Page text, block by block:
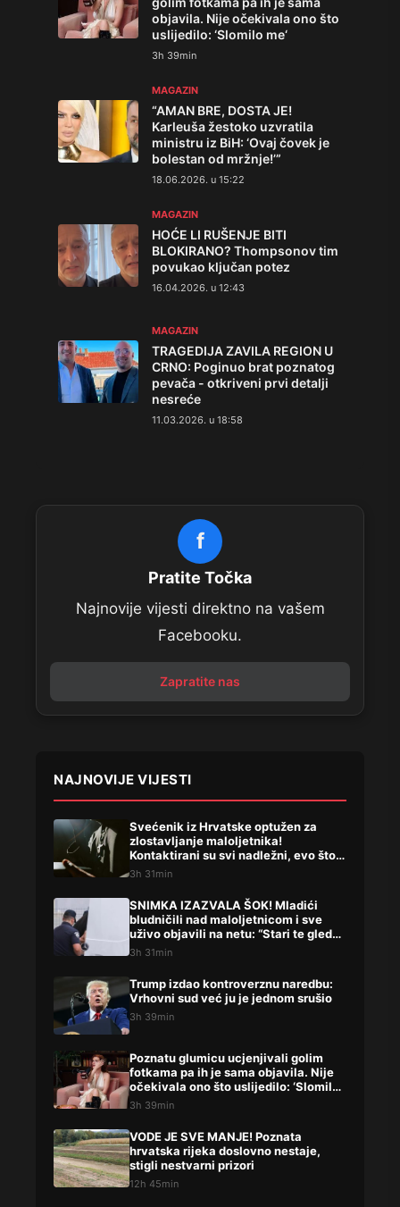
objavila. Nije očekivala ono što
uslijedilo: ‘Slomilo me‘
3h 39min
MAGAZIN
“AMAN BRE, DOSTA JE!
Karleuša žestoko uzvratila
ministru iz BiH: ‘Ovaj čovek je
bolestan od mržnje!’”
18.06.2026. u 15:22
MAGAZIN
HOĆE LI RUŠENJE BITI
BLOKIRANO? Thompsonov tim
povukao ključan potez
16.04.2026. u 12:43
MAGAZIN
TRAGEDIJA ZAVILA REGION U
CRNO: Poginuo brat poznatog
pevača - otkriveni prvi detalji
nesreće
11.03.2026. u 18:58
f
Pratite Točka
Najnovije vijesti direktno na vašem
Facebooku.
Zapratite nas
NAJNOVIJE VIJESTI
Svećenik iz Hrvatske optužen za
zlostavljanje maloljetnika!
Kontaktirani su svi nadležni, evo što
su rekli
3h 31min
SNIMKA IZAZVALA ŠOK! Mladići
bludničili nad maloljetnicom i sve
uživo objavili na netu: “Stari te gleda
u lajvu”
3h 31min
Trump izdao kontroverznu naredbu:
Vrhovni sud već ju je jednom srušio
3h 39min
Poznatu glumicu ucjenjivali golim
fotkama pa ih je sama objavila. Nije
očekivala ono što uslijedilo: ‘Slomilo
me‘
3h 39min
VODE JE SVE MANJE! Poznata
hrvatska rijeka doslovno nestaje,
stigli nestvarni prizori
12h 45min